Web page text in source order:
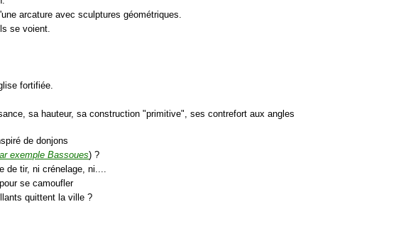
arcature avec sculptures géométriques.
se voient.
fortifiée.
sa hauteur, sa construction "primitive", ses contrefort aux angles
de donjons
exemple Bassoues) ?
de tir, ni crénelage, ni....
se camoufler
quittent la ville ?